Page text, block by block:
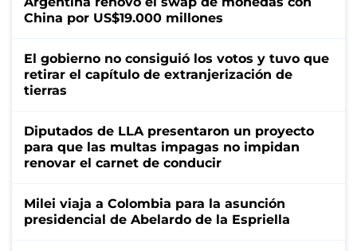
China por US$19.000 millones
El gobierno no consiguió los votos y tuvo que
retirar el capítulo de extranjerización de
tierras
Diputados de LLA presentaron un proyecto
para que las multas impagas no impidan
renovar el carnet de conducir
Milei viaja a Colombia para la asunción
presidencial de Abelardo de la Espriella